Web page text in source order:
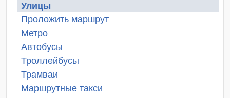
Улицы
Проложить маршрут
Метро
Автобусы
Троллейбусы
Трамваи
Маршрутные такси